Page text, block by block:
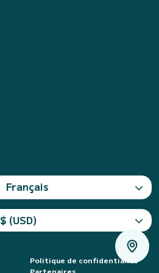
Français
$ (USD)
Politique de confidentialité
Partenaires